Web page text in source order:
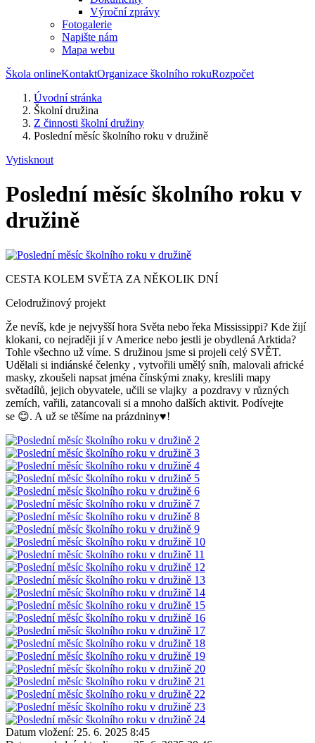
Výroční zprávy
Fotogalerie
Napište nám
Mapa webu
Škola onlineKontaktOrganizace školního rokuRozpočet
Úvodní stránka
Školní družina
Z činnosti školní družiny
Poslední měsíc školního roku v družině
Vytisknout
Poslední měsíc školního roku v
družině
CESTA KOLEM SVĚTA ZA NĚKOLIK DNÍ
Celodružinový projekt
Že nevíš, kde je nejvyšší hora Světa nebo řeka Mississippi? Kde žijí
klokani, co nejraději jí v Americe nebo jestli je obydlená Arktida?
Tohle všechno už víme. S družinou jsme si projeli celý SVĚT.
Udělali si indiánské čelenky , vytvořili umělý sníh, malovali africké
masky, zkoušeli napsat jména čínskými znaky, kreslili mapy
světadílů, jejich obyvatele, učili se vlajky a pozdravy v různých
zemích, vařili, zatancovali si a mnoho dalších aktivit. Podívejte
se 😊. A už se těšíme na prázdniny♥!
Datum vložení: 25. 6. 2025 8:45